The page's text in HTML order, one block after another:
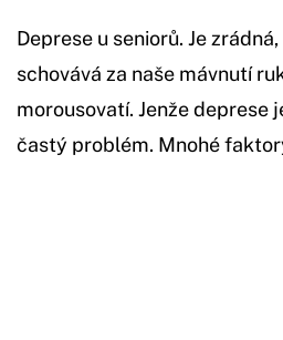
Deprese u seniorů. Je
schovává za naše mávnutí
morousovatí. Jenže deprese
častý problém. Mnohé